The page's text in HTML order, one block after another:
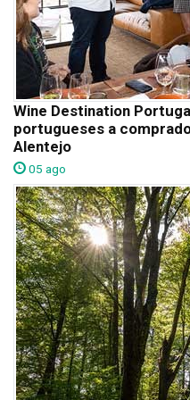
Wine Destination
portugueses a
Alentejo
05 ago